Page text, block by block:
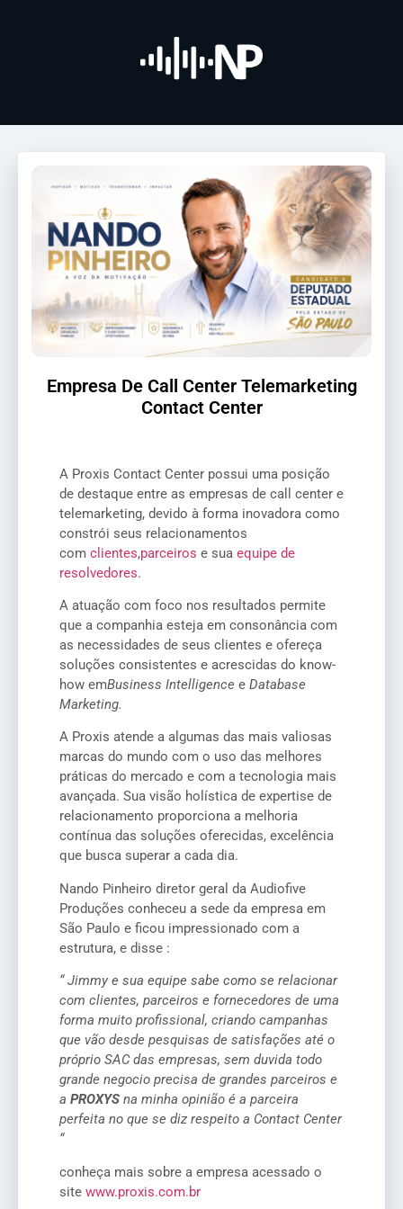
Empresa De Call Center Telemarketing
Contact Center
A Proxis Contact Center possui uma posição
de destaque entre as empresas de call center e
telemarketing, devido à forma inovadora como
constrói seus relacionamentos
com clientes,parceiros e sua equipe de
resolvedores.
A atuação com foco nos resultados permite
que a companhia esteja em consonância com
as necessidades de seus clientes e ofereça
soluções consistentes e acrescidas do know-
how emBusiness Intelligence e Database
Marketing.
A Proxis atende a algumas das mais valiosas
marcas do mundo com o uso das melhores
práticas do mercado e com a tecnologia mais
avançada. Sua visão holística de expertise de
relacionamento proporciona a melhoria
contínua das soluções oferecidas, excelência
que busca superar a cada dia.
Nando Pinheiro diretor geral da Audiofive
Produções conheceu a sede da empresa em
São Paulo e ficou impressionado com a
estrutura, e disse :
“ Jimmy e sua equipe sabe como se relacionar
com clientes, parceiros e fornecedores de uma
forma muito profissional, criando campanhas
que vão desde pesquisas de satisfações até o
próprio SAC das empresas, sem duvida todo
grande negocio precisa de grandes parceiros e
a PROXYS na minha opinião é a parceira
perfeita no que se diz respeito a Contact Center
“
conheça mais sobre a empresa acessado o
site www.proxis.com.br